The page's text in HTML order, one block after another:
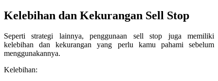
Kelebihan dan Kekurangan Sell Stop
Seperti strategi lainnya, penggunaan sell stop juga memiliki
kelebihan dan kekurangan yang perlu kamu pahami sebelum
menggunakannya.
Kelebihan: